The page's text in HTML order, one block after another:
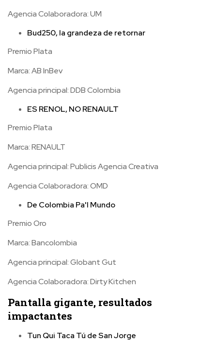
Agencia Colaboradora: UM
Bud250, la grandeza de retornar
Premio Plata
Marca: AB InBev
Agencia principal: DDB Colombia
ES RENOL, NO RENAULT
Premio Plata
Marca: RENAULT
Agencia principal: Publicis Agencia Creativa
Agencia Colaboradora: OMD
De Colombia Pa'l Mundo
Premio Oro
Marca: Bancolombia
Agencia principal: Globant Gut
Agencia Colaboradora: Dirty Kitchen
Pantalla gigante, resultados
impactantes
Tun Qui Taca Tú de San Jorge